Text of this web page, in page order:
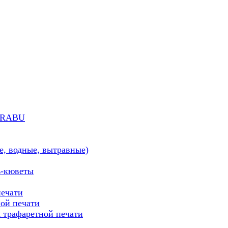
водные, вытравные)
кюветы
печати
печати